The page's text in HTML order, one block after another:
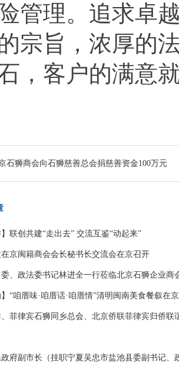
管理。追求卓
宗旨，浓厚的
，客户的满意
石狮商会向石狮慈善总会捐慈善资金100万元
】联创共建“走出去” 交流互鉴“动起来”
京闽籍商会会长秘书长交流会在京召开
、政法委书记林进全一行莅临北京石狮企业商
】“咱厝味·咱厝话·咱厝情”清明闽南美食餐叙在
菲律宾石狮同乡总会、北京侨联菲律宾归侨联
府副市长（挂职宁夏吴忠市盐池县委副书记、